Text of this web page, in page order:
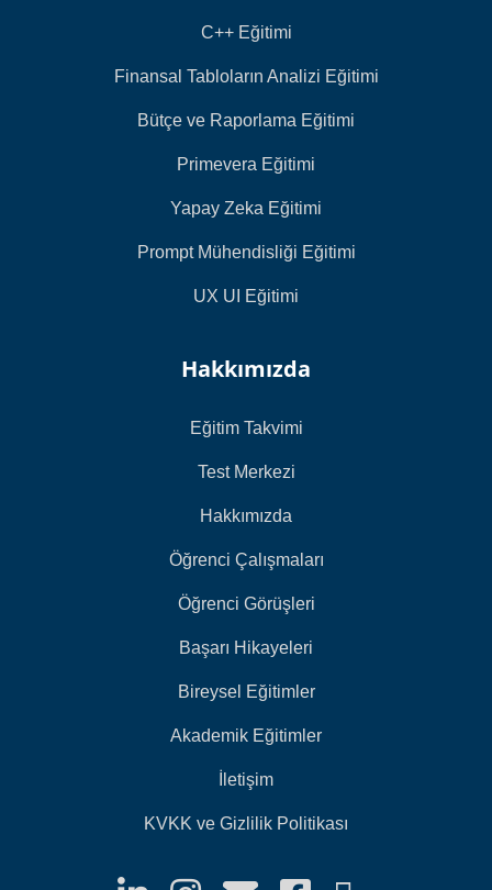
C++ Eğitimi
Finansal Tabloların Analizi Eğitimi
Bütçe ve Raporlama Eğitimi
Primevera Eğitimi
Yapay Zeka Eğitimi
Prompt Mühendisliği Eğitimi
UX UI Eğitimi
Hakkımızda
Eğitim Takvimi
Test Merkezi
Hakkımızda
Öğrenci Çalışmaları
Öğrenci Görüşleri
Başarı Hikayeleri
Bireysel Eğitimler
Akademik Eğitimler
İletişim
KVKK ve Gizlilik Politikası